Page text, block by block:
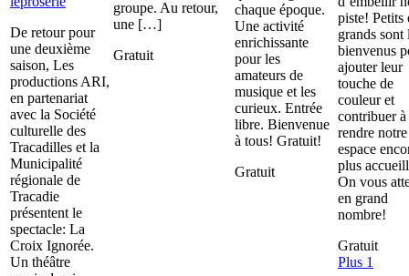
De retour pour
une deuxième
saison, Les
productions ARI,
en partenariat
avec la Société
culturelle des
Tracadilles et la
Municipalité
régionale de
Tracadie
présentent le
spectacle: La
Croix Ignorée.
Un théâtre
groupe. Au retour,
une […]
Gratuit
chaque époque.
Une activité
enrichissante
pour les
amateurs de
musique et les
curieux. Entrée
libre. Bienvenue
à tous! Gratuit!
Gratuit
piste! Petits
grands sont
bienvenus
ajouter leur
touche de
couleur et
contribuer à
rendre notre
espace
plus
On vous
en grand
nombre!
Gratuit
Plus 1